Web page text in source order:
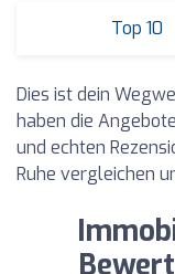
Top 10
Dies ist dein
haben die
und echten
Ruhe vergleichen